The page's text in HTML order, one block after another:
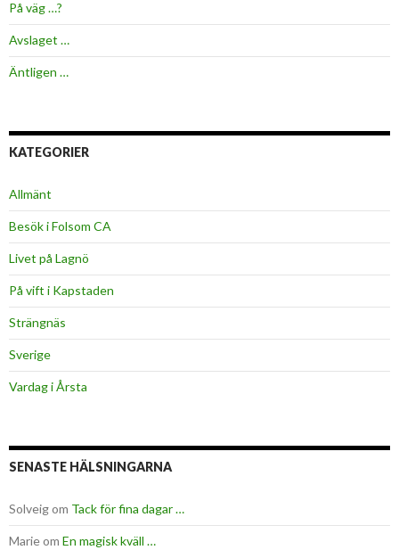
På väg …?
Avslaget …
Äntligen …
KATEGORIER
Allmänt
Besök i Folsom CA
Livet på Lagnö
På vift i Kapstaden
Strängnäs
Sverige
Vardag i Årsta
SENASTE HÄLSNINGARNA
Solveigom Tack för fina dagar …
Marieom En magisk kväll …